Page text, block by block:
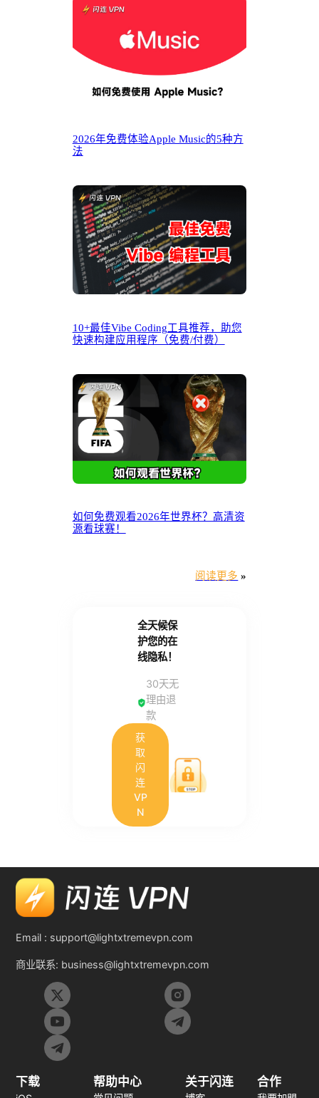
2026年免费体验Apple Music的5种方
法
10+最佳Vibe Coding工具推荐，助您
快速构建应用程序（免费/付费）
如何免费观看2026年世界杯？高清资
源看球赛！
阅读更多 »
全天候保
护您的在
线隐私！
30天无
理由退
款
获
取
闪
连
VP
N
Email : support@lightxtremevpn.com
商业联系: business@lightxtremevpn.com
下载 帮助中心 关于闪连 合作